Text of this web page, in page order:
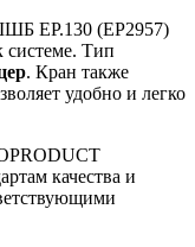
EP.130 (EP2957)
системе. Тип
. Кран также
удобно и легко
качества и